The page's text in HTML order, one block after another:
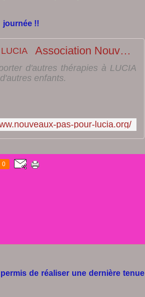
journée !!
Association Nouveaux Pas Pour LUCIA
d'autres thérapies à LUCIA
enfants.
pas-pour-lucia.org/
0
de réaliser une dernière tenue